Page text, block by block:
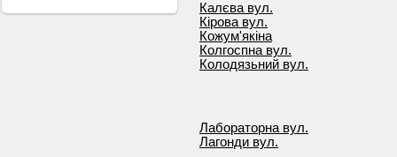
Калєва вул.
Кірова вул.
Кожум'якіна
Колгоспна вул.
Колодязьний вул.
Лабораторна вул.
Лагонди вул.